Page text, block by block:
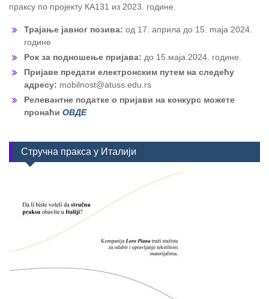
праксу по пројекту КА131 из 2023. године.
Трајање јавног позива: од 17. априла до 15. maja 2024.
године
Рок за подношење пријава: до 15.маја.2024. године.
Пријаве предати електронским путем на следећу
адресу: mobilnost@atuss.edu.rs
Релевантне податке о пријави на конкурс можете
пронаћи ОВДЕ
Стручна пракса у Италији